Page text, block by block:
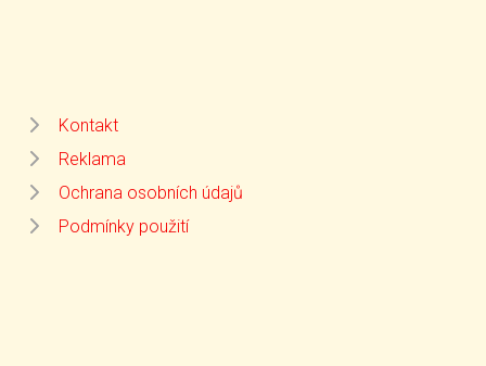
Kontakt
Reklama
Ochrana osobních údajů
Podmínky použití